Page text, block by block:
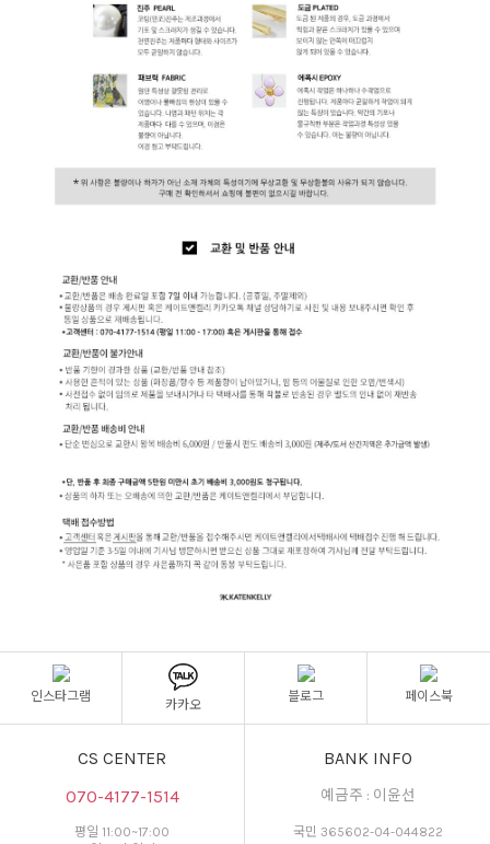
인스타그램
카카오
블로그 페이스북
CS CENTER
070-4177-1514
평일 11:00~17:00
BANK INFO
예금주 : 이윤선
국민 365602-04-044822